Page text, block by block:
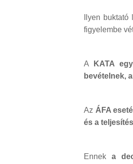
Ilyen
figyelembe
A KATA
bevételnek,
Az ÁFA
és a teljesítés
Ennek a